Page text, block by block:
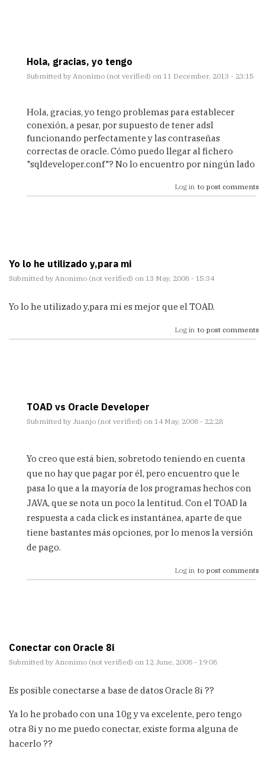
Hola, gracias, yo tengo
Submitted by Anonimo (not verified) on 11 December, 2013 - 23:15
reply
cierto..
by
Drakon
Hola, gracias, yo tengo problemas para establecer
conexión, a pesar, por supuesto de tener adsl
funcionando perfectamente y las contraseñas
correctas de oracle. Cómo puedo llegar al fichero
"sqldeveloper.conf"? No lo encuentro por ningún lado
Log in to post comments
Yo lo he utilizado y,para mi
Submitted by Anonimo (not verified) on 13 May, 2008 - 15:34
Yo lo he utilizado y,para mi es mejor que el TOAD.
Log in to post comments
TOAD vs Oracle Developer
Submitted by Juanjo (not verified) on 14 May, 2008 - 22:28
reply
Yo
lo
he
y,para
mi
by
Yo creo que está bien, sobretodo teniendo en cuenta
que no hay que pagar por él, pero encuentro que le
pasa lo que a la mayoría de los programas hechos con
JAVA, que se nota un poco la lentitud. Con el TOAD la
respuesta a cada click es instantánea, aparte de que
tiene bastantes más opciones, por lo menos la versión
de pago.
Log in to post comments
Conectar con Oracle 8i
Submitted by Anonimo (not verified) on 12 June, 2008 - 19:08
Es posible conectarse a base de datos Oracle 8i ??
Ya lo he probado con una 10g y va excelente, pero tengo
otra 8i y no me puedo conectar, existe forma alguna de
hacerlo ??